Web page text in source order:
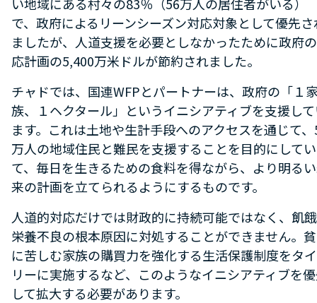
で、政府によるリーンシーズン対応対象として優先さ
ましたが、人道支援を必要としなかったために政府
応計画の5,400万米ドルが節約されました。
チャドでは、国連WFPとパートナーは、政府の「１
族、１ヘクタール」というイニシアティブを支援し
ます。これは土地や生計手段へのアクセスを通じて
万人の地域住民と難民を支援することを目的にしてい
て、毎日を生きるための食料を得ながら、より明る
来の計画を立てられるようにするものです。
人道的対応だけでは財政的に持続可能ではなく、飢
栄養不良の根本原因に対処することができません。
に苦しむ家族の購買力を強化する生活保護制度をタ
リーに実施するなど、このようなイニシアティブを
して拡大する必要があります。